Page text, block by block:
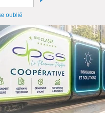
oublié